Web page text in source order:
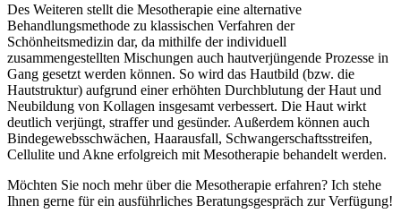
Des Weiteren stellt die Mesotherapie eine alternative
Behandlungsmethode zu klassischen Verfahren der
Schönheitsmedizin dar, da mithilfe der individuell
zusammengestellten Mischungen auch hautverjüngende Prozesse in
Gang gesetzt werden können. So wird das Hautbild (bzw. die
Hautstruktur) aufgrund einer erhöhten Durchblutung der Haut und
Neubildung von Kollagen insgesamt verbessert. Die Haut wirkt
deutlich verjüngt, straffer und gesünder. Außerdem können auch
Bindegewebsschwächen, Haarausfall, Schwangerschaftsstreifen,
Cellulite und Akne erfolgreich mit Mesotherapie behandelt werden.
Möchten Sie noch mehr über die Mesotherapie erfahren? Ich stehe
Ihnen gerne für ein ausführliches Beratungsgespräch zur Verfügung!